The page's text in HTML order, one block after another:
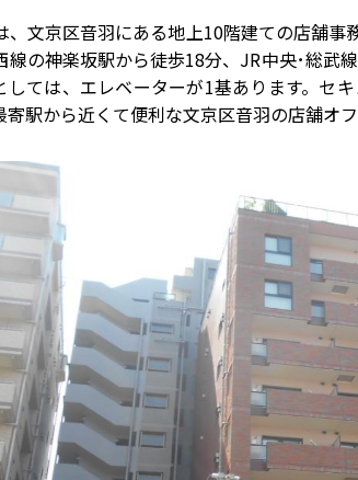
、文京区音羽にある地上10階建ての店舗事
線の神楽坂駅から徒歩18分、JR中央･総武
しては、エレベーターが1基あります。セ
駅から近くて便利な文京区音羽の店舗オフ